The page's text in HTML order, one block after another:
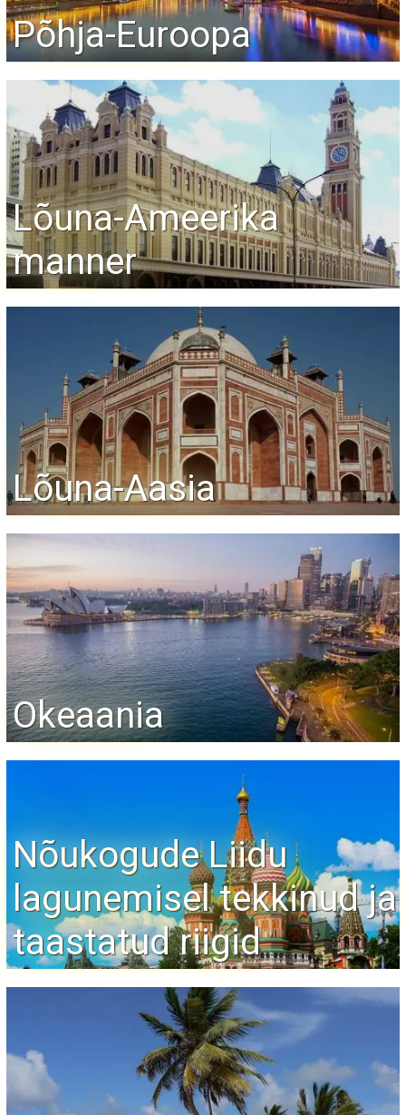
Põhja-Euroopa
Lõuna-Ameerika
manner
Lõuna-Aasia
Okeaania
Nõukogude Liidu
lagunemisel tekkinud ja
taastatud riigid